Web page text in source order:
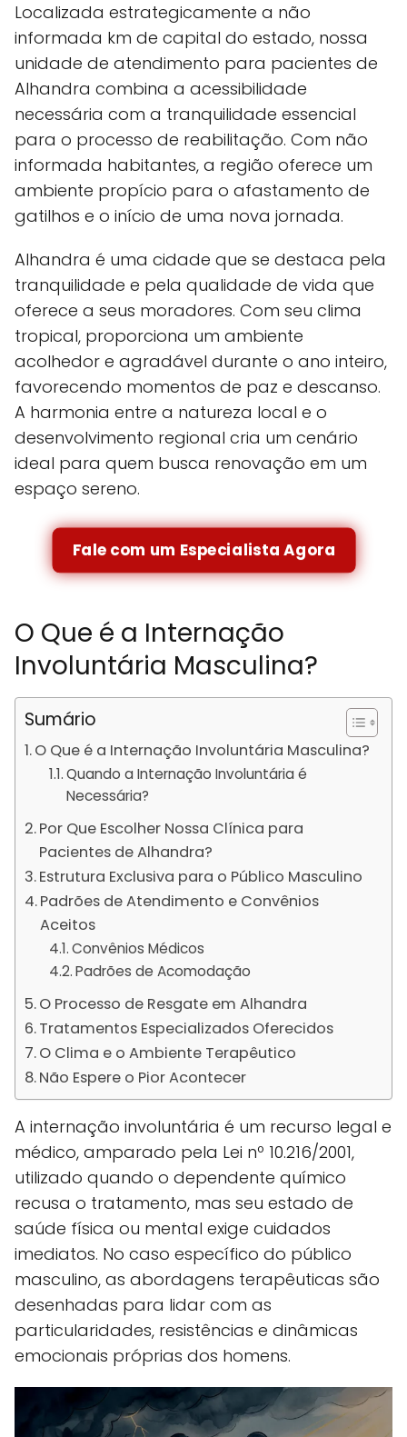
Localizada estrategicamente a não
informada km de capital do estado, nossa
unidade de atendimento para pacientes de
Alhandra combina a acessibilidade
necessária com a tranquilidade essencial
para o processo de reabilitação. Com não
informada habitantes, a região oferece um
ambiente propício para o afastamento de
gatilhos e o início de uma nova jornada.
Alhandra é uma cidade que se destaca pela
tranquilidade e pela qualidade de vida que
oferece a seus moradores. Com seu clima
tropical, proporciona um ambiente
acolhedor e agradável durante o ano inteiro,
favorecendo momentos de paz e descanso.
A harmonia entre a natureza local e o
desenvolvimento regional cria um cenário
ideal para quem busca renovação em um
espaço sereno.
Fale com um Especialista Agora
O Que é a Internação
Involuntária Masculina?
Sumário
O Que é a Internação Involuntária Masculina?
Quando a Internação Involuntária é
Necessária?
Por Que Escolher Nossa Clínica para
Pacientes de Alhandra?
Estrutura Exclusiva para o Público Masculino
Padrões de Atendimento e Convênios
Aceitos
Convênios Médicos
Padrões de Acomodação
O Processo de Resgate em Alhandra
Tratamentos Especializados Oferecidos
O Clima e o Ambiente Terapêutico
Não Espere o Pior Acontecer
A internação involuntária é um recurso legal e
médico, amparado pela Lei nº 10.216/2001,
utilizado quando o dependente químico
recusa o tratamento, mas seu estado de
saúde física ou mental exige cuidados
imediatos. No caso específico do público
masculino, as abordagens terapêuticas são
desenhadas para lidar com as
particularidades, resistências e dinâmicas
emocionais próprias dos homens.